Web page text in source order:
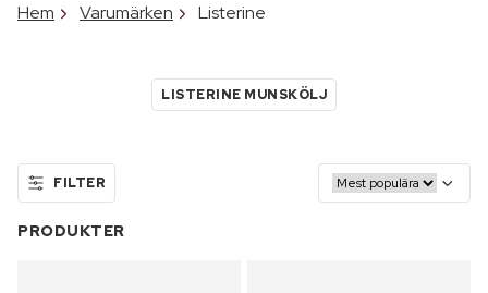
Hem Varumärken Listerine
LISTERINE MUNSKÖLJ
FILTER
PRODUKTER